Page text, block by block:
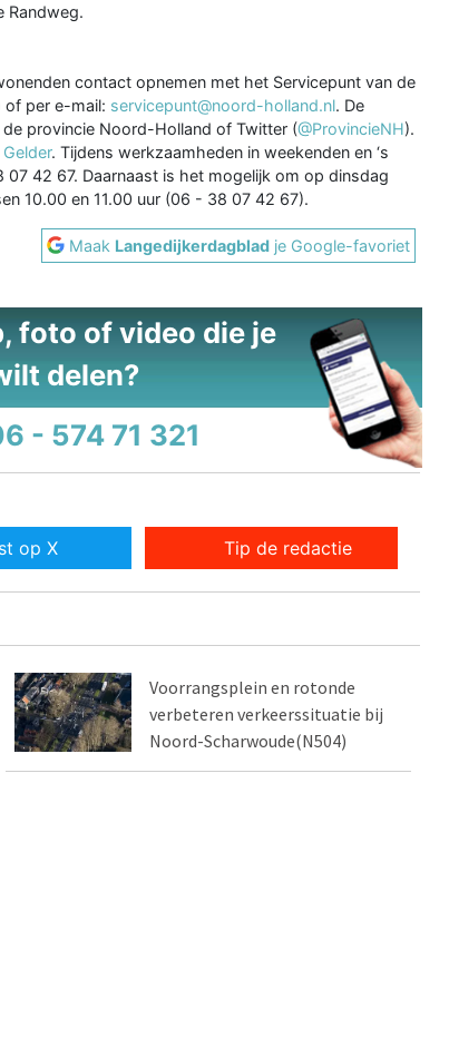
Randweg.
contact opnemen met het Servicepunt van de
per e-mail: servicepunt@noord-holland.nl. De
provincie Noord-Holland of Twitter (@ProvincieNH).
Gelder. Tijdens werkzaamheden in weekenden en ‘s
42 67. Daarnaast is het mogelijk om op dinsdag
10.00 en 11.00 uur (06 - 38 07 42 67).
Maak Langedijkerdagblad je Google-favoriet
foto of video die je
delen?
- 574 71 321
op X Tip de redactie
Voorrangsplein en rotonde
verbeteren verkeerssituatie bij
Noord-Scharwoude(N504)